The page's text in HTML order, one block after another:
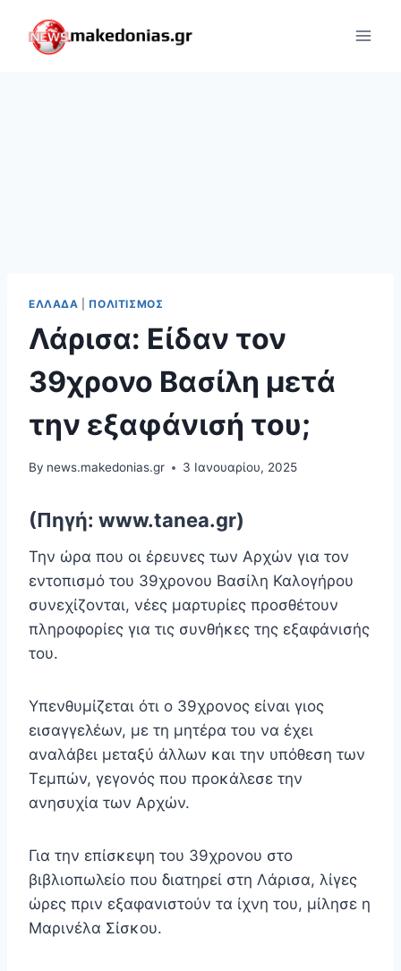
content
ΕΛΛΆΔΑ ΠΟΛΙΤΙΣΜΌΣ
Λάρισα: Είδαν τον
39χρονο Βασίλη μετά
την εξαφάνισή του;
By news.makedonias.gr 3 Ιανουαρίου, 2025
(Πηγή: www.tanea.gr)
Την ώρα που οι έρευνες των Αρχών για τον
εντοπισμό του 39χρονου Βασίλη Καλογήρου
συνεχίζονται, νέες μαρτυρίες προσθέτουν
πληροφορίες για τις συνθήκες της εξαφάνισής
του.
Υπενθυμίζεται ότι ο 39χρονος είναι γιος
εισαγγελέων, με τη μητέρα του να έχει
αναλάβει μεταξύ άλλων και την υπόθεση των
Τεμπών, γεγονός που προκάλεσε την
ανησυχία των Αρχών.
Για την επίσκεψη του 39χρονου στο
βιβλιοπωλείο που διατηρεί στη Λάρισα, λίγες
ώρες πριν εξαφανιστούν τα ίχνη του, μίλησε η
Μαρινέλα Σίσκου.